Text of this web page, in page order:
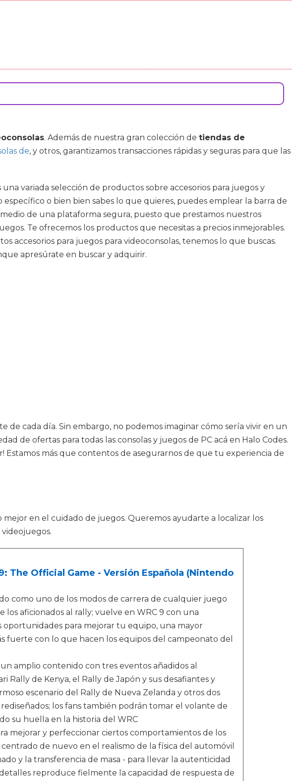
. Además de nuestra gran colección de tiendas de
de, y otros, garantizamos transacciones rápidas y seguras para que las
variada selección de productos sobre accesorios para juegos y
o bien bien sabes lo que quieres, puedes emplear la barra de
de una plataforma segura, puesto que prestamos nuestros
Te ofrecemos los productos que necesitas a precios inmejorables.
accesorios para juegos para videoconsolas, tenemos lo que buscas.
apresúrate en buscar y adquirir.
de cada día. Sin embargo, no podemos imaginar cómo sería vivir en un
de ofertas para todas las consolas y juegos de PC acá en Halo Codes.
Estamos más que contentos de asegurarnos de que tu experiencia de
mejor en el cuidado de juegos. Queremos ayudarte a localizar los
The Official Game - Versión Española (Nintendo
como uno de los modos de carrera de cualquier juego
los aficionados al rally; vuelve en WRC 9 con una
oportunidades para mejorar tu equipo, una mayor
fuerte con lo que hacen los equipos del campeonato del
amplio contenido con tres eventos añadidos al
Rally de Kenya, el Rally de Japón y sus desafiantes y
escenario del Rally de Nueva Zelanda y otros dos
los fans también podrán tomar el volante de
su huella en la historia del WRC
mejorar y perfeccionar ciertos comportamientos de los
de nuevo en el realismo de la física del automóvil
y la transferencia de masa - para llevar la autenticidad
reproduce fielmente la capacidad de respuesta de